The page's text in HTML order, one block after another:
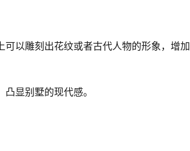
以雕刻出花纹或者古代人物的形象，增加
显别墅的现代感。